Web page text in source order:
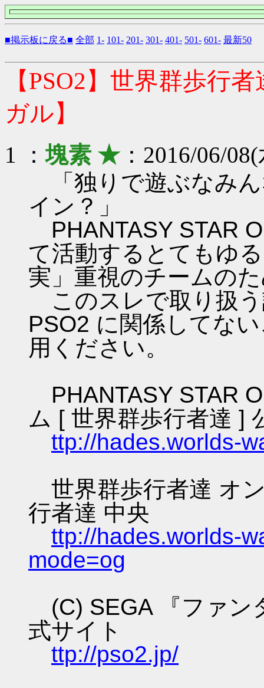
■掲示板に戻る■ 全部 1- 101- 201- 301- 401- 501- 601- 最新50
【PSO2】世界群歩行
ガル】
1 ：塊素 ★：2016/06/
「独りで遊ぶなみ
イン？」
PHANTASY STAR
て活動するとてもゆ
実」重視のチームの
このスレで取り扱
PSO2 に関係してな
用ください。
PHANTASY STAR
ム [ 世界群歩行者達 ]
ttp://hades.worlds-
世界群歩行者達 オ
行者達 中央
ttp://hades.worlds-
mode=og
(C) SEGA 『ファン
式サイト
ttp://pso2.jp/